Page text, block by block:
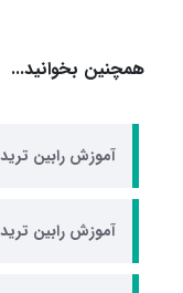
همچنین بخوانید...
آموزش رابین
آموزش رابین